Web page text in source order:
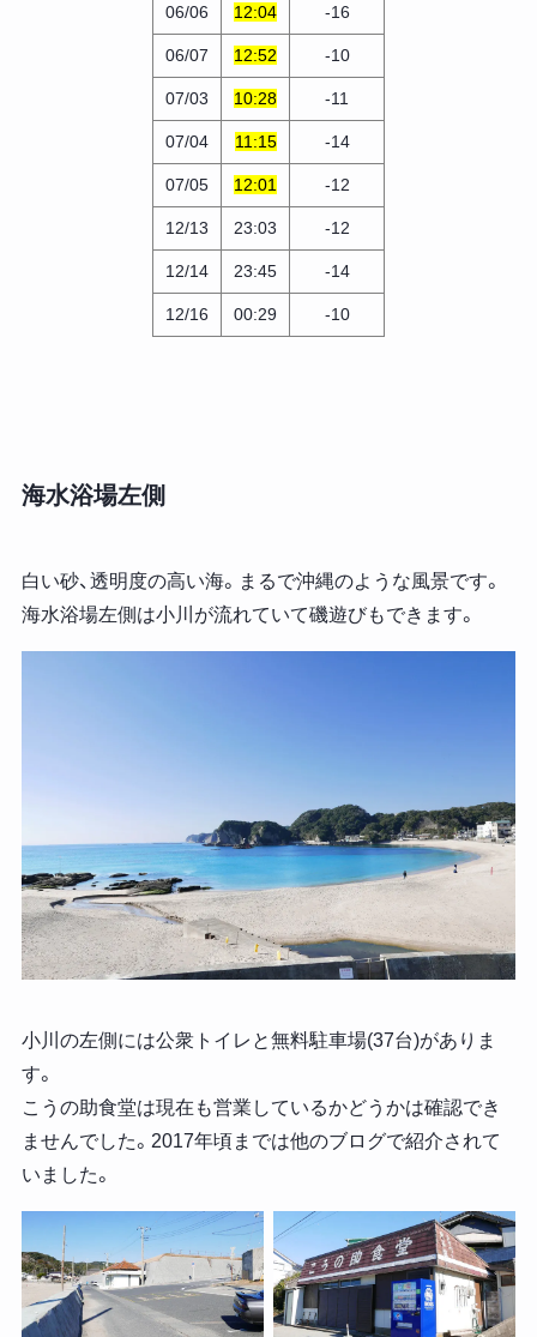
06/06 12:04 -16
06/07 12:52 -10
07/03 10:28 -11
07/04 11:15 -14
07/05 12:01 -12
12/13 23:03 -12
12/14 23:45 -14
12/16 00:29 -10
海水浴場左側
白い砂、透明度の高い海。まるで沖縄のような風景です。
海水浴場左側は小川が流れていて磯遊びもできます。
小川の左側には公衆トイレと無料駐車場(37台)がありま
す。
こうの助食堂は現在も営業しているかどうかは確認でき
ませんでした。2017年頃までは他のブログで紹介されて
いました。